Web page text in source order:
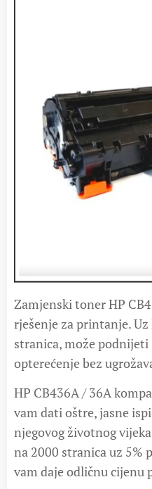
Zamjenski toner HP
rješenje za printanje.
stranica, može
opterećenje bez
HP CB436A / 36A
vam dati oštre, jasne
njegovog životnog
na 2000 stranica uz 5%
vam daje odličnu cijenu